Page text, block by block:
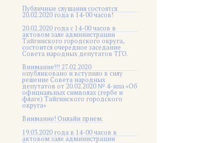
Публичные слушания состоятся
20.02.2020 года в 14-00 часов!
20.02.2020 года с 14-00 часов в
актовом зале администрации
Тайгинского городского округа,
состоится очередное заседание
Совета народных депутатов ТГО.
Внимание!!! 27.02.2020
опубликовано и вступило в силу
решение Совета народных
депутатов от 20.02.2020 № 4-нпа «Об
официальных символах (гербе и
флаге) Тайгинского городского
округа»
Внимание! Онлайн прием.
19.03.2020 года в 14-00 часов в
актовом зале администрации